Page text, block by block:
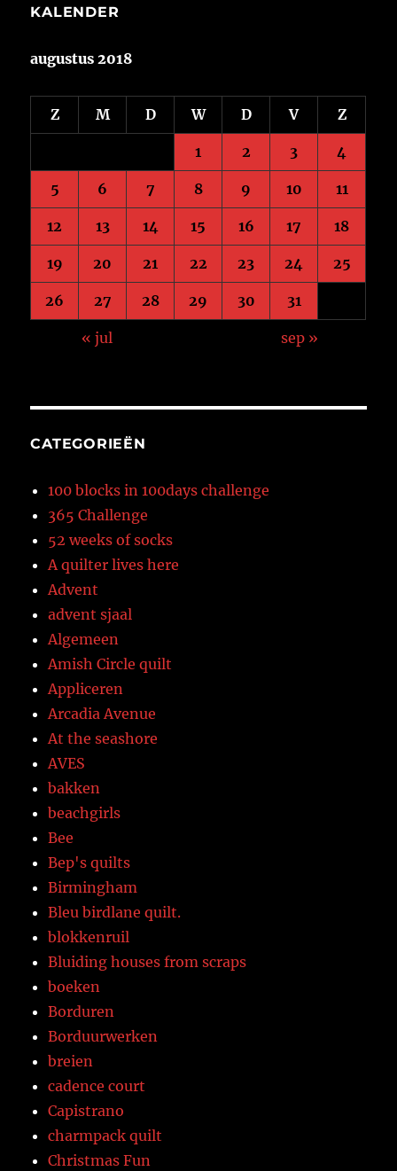
KALENDER
augustus 2018
Z M D W D V Z
1 2 3 4
5 6 7 8 9 10 11
12 13 14 15 16 17 18
19 20 21 22 23 24 25
26 27 28 29 30 31
« jul sep »
CATEGORIEËN
100 blocks in 100days challenge
365 Challenge
52 weeks of socks
A quilter lives here
Advent
advent sjaal
Algemeen
Amish Circle quilt
Appliceren
Arcadia Avenue
At the seashore
AVES
bakken
beachgirls
Bee
Bep's quilts
Birmingham
Bleu birdlane quilt.
blokkenruil
Bluiding houses from scraps
boeken
Borduren
Borduurwerken
breien
cadence court
Capistrano
charmpack quilt
Christmas Fun